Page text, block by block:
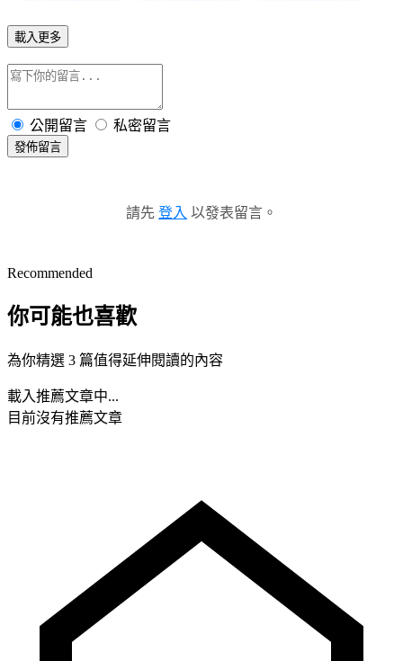
載入更多
公開留言 私密留言
發佈留言
請先 登入 以發表留言。
Recommended
你可能也喜歡
為你精選 3 篇值得延伸閱讀的內容
載入推薦文章中...
目前沒有推薦文章